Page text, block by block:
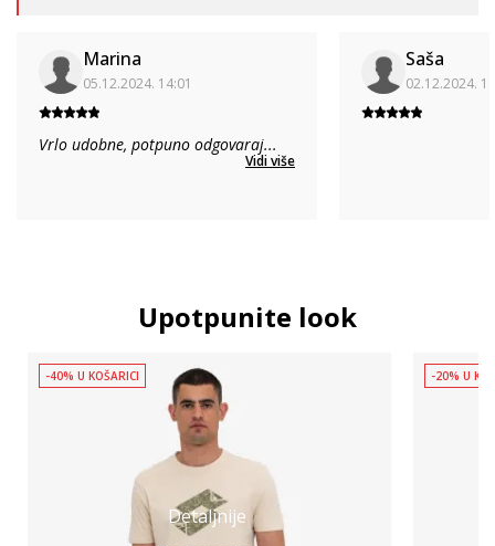
Marina
05.12.2024. 14:01
Vrlo udobne, potpuno odgovaraj...
Vidi više
Saša
02.12.2024.
Upotpunite look
Detaljnije
-40% U KOŠARICI -20% U